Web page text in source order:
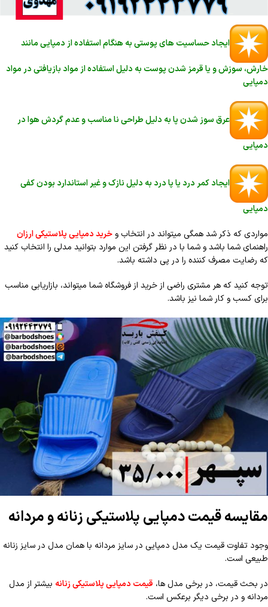
ایجاد حساسیت های پوستی به هنگام استفاده از دمپایی مانند
خارش، سوزش و یا قرمز شدن پوست به دلیل استفاده از مواد بازیافتی در مواد
دمپایی
عرق سوز شدن پا به دلیل طراحی نا مناسب و عدم گردش هوا در
دمپایی
ایجاد کمر درد یا پا درد به دلیل نازک و غیر استاندارد بودن کفی
دمپایی
مواردی که ذکر شد همگی میتواند در انتخاب و خرید دمپایی پلاستیکی ارزان
راهنمای شما باشد و شما با در نظر گرفتن این موارد بتوانید مدلی را انتخاب کنید
که رضایت مصرف کننده را در پی داشته باشد.
توجه کنید که هر مشتری راضی از خرید از فروشگاه شما میتواند، بازاریابی مناسب
برای کسب و کار شما نیز باشد.
مقایسه قیمت دمپایی پلاستیکی زنانه و مردانه
وجود تفاوت قیمت یک مدل دمپایی در سایز مردانه با همان مدل در سایز زنانه
طبیعی است.
در بحث قیمت، در برخی مدل ها، قیمت دمپایی پلاستیکی زنانه بیشتر از مدل
مردانه و در برخی دیگر برعکس است.